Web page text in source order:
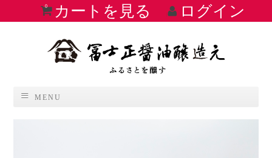
カートを見る
0 ログイン
MENU